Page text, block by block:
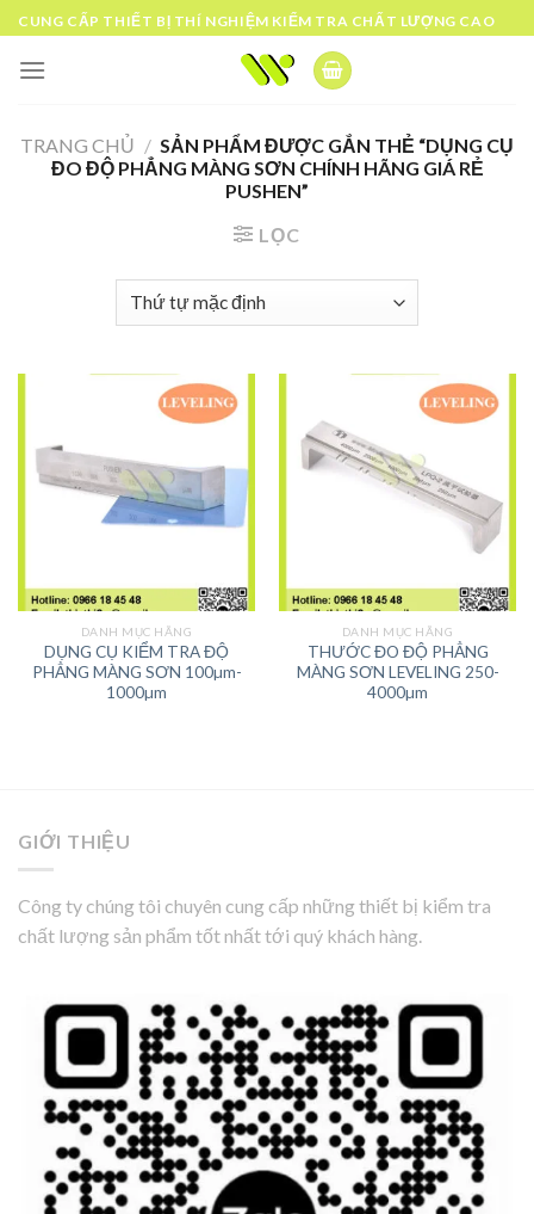
Skip
to
content
CUNG CẤP THIẾT BỊ THÍ NGHIỆM KIỂM TRA CHẤT LƯỢNG CAO
TRANG CHỦ / SẢN PHẨM ĐƯỢC GẮN THẺ “DỤNG CỤ
ĐO ĐỘ PHẲNG MÀNG SƠN CHÍNH HÃNG GIÁ RẺ
PUSHEN”
LỌC
DANH MỤC HÃNG
DỤNG CỤ KIỂM TRA ĐỘ
PHẲNG MÀNG SƠN 100µm-
1000µm
DANH MỤC HÃNG
THƯỚC ĐO ĐỘ PHẲNG
MÀNG SƠN LEVELING 250-
4000µm
GIỚI THIỆU
Công ty chúng tôi chuyên cung cấp những thiết bị kiểm tra
chất lượng sản phẩm tốt nhất tới quý khách hàng.